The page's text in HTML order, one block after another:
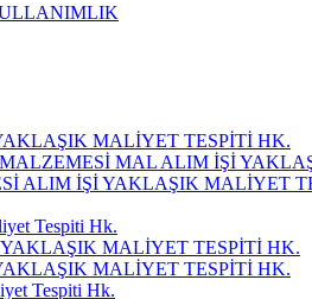
MALİYET TESPİTİ HK.
MAL ALIM İŞİ
ALIM İŞİ YAKLAŞIK MALİYET
Tespiti Hk.
MALİYET TESPİTİ HK.
MALİYET TESPİTİ HK.
Tespiti Hk.